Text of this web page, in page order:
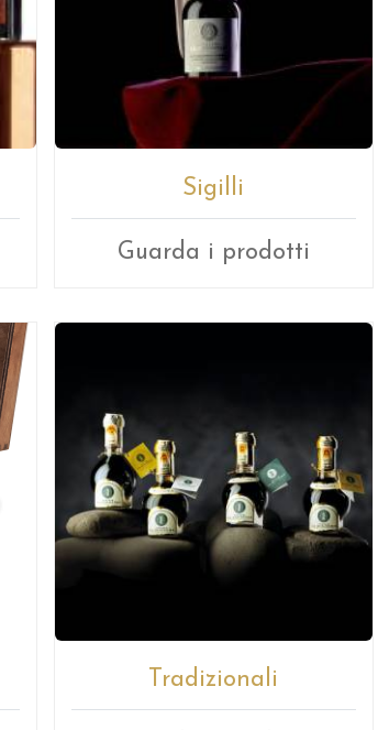
Sigilli
Guarda i prodotti
Tradizionali